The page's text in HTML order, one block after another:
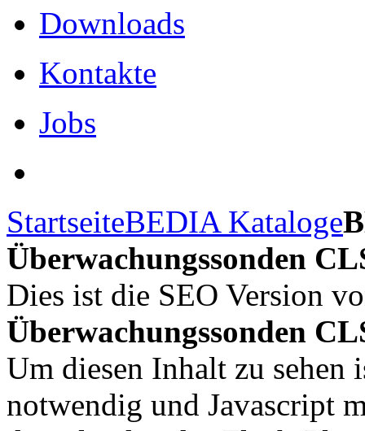
Downloads
Kontakte
Jobs
StartseiteBEDIA Kataloge
Überwachungssonden
Dies ist die SEO Version
Überwachungssonden
Um diesen Inhalt zu sehen
notwendig und Javascript